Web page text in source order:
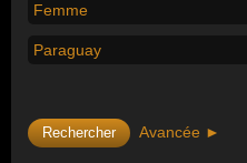
Femme
Paraguay
Avancée ►